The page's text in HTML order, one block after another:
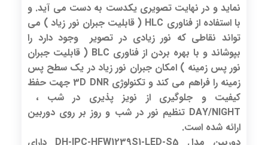
نماید و در نهایت تصویری یکدست به دست می آید. و
با استفاده از فناوری HLC ( قابلیت جبران نور زیاد ) می
تواند نقاطی که نور زیادی در تصویر وجود دارد را
بپوشاند و با بهره بردن از فناوری BLC ( قابلیت جبران
نور پس زمینه ) امکان جبران نور زیاد در یک سطح پس
زمینه را فراهم می کند و تکنولوژی 3D DNR جهت حفظ
کیفیت و جلوگیری از نویز پذیری در شب ،
DAY/NIGHT تنظیم نور در شب و روز بر روی دوربین
ارائه شده است.